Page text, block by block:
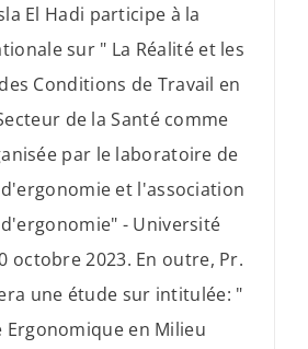
El Hadi participe à la
sur " La Réalité et les
Conditions de Travail en
de la Santé comme
par le laboratoire de
et l'association
- Université
octobre 2023. En outre, Pr.
une étude sur intitulée: "
Ergonomique en Milieu